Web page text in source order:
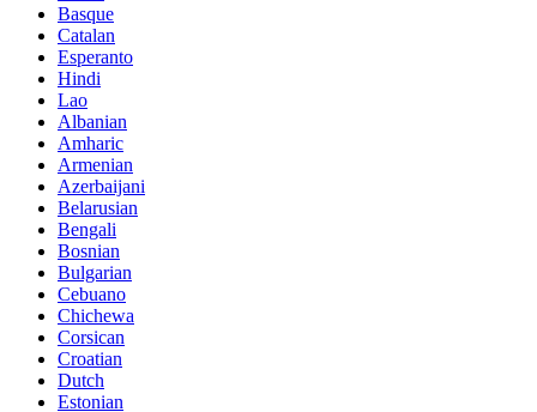
Basque
Catalan
Esperanto
Hindi
Lao
Albanian
Amharic
Armenian
Azerbaijani
Belarusian
Bengali
Bosnian
Bulgarian
Cebuano
Chichewa
Corsican
Croatian
Dutch
Estonian